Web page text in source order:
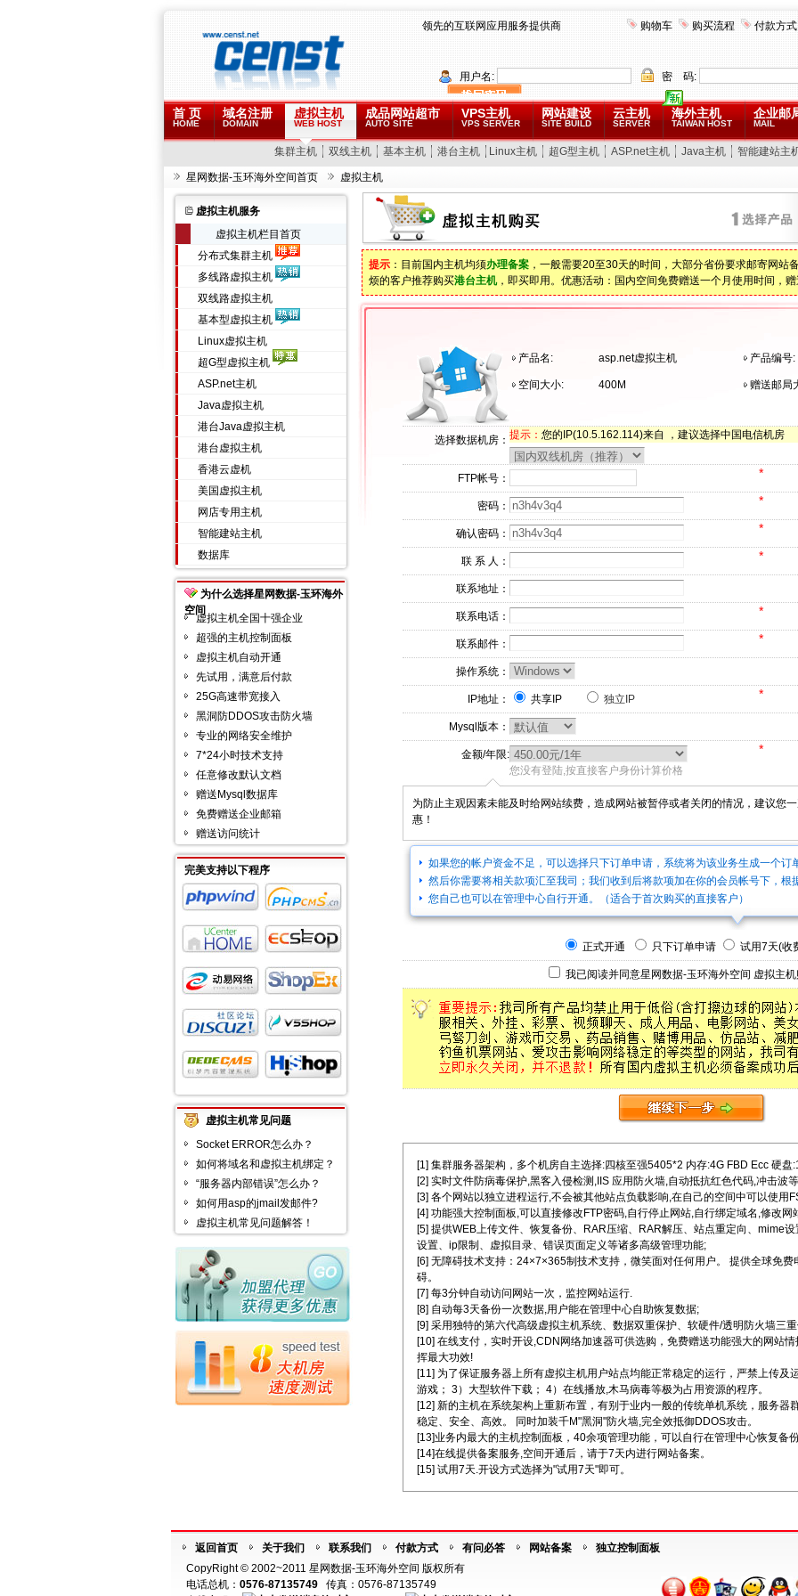
领先的互联网应用服务提供商 购物车 购买流程 付款方式
用户名: 密 码:
首 页
HOME
域名注册
DOMAIN
虚拟主机
WEB HOST
成品网站超市
AUTO SITE
VPS主机
VPS SERVER
网站建设
SITE BUILD
云主机
SERVER
海外主机
TAIWAN HOST
企业邮
MAIL
集群主机 双线主机 基本主机 港台主机 Linux主机 超G型主机 ASP.net主机 Java主机 智能建站主
星网数据-玉环海外空间首页 虚拟主机
虚拟主机服务
虚拟主机栏目首页
分布式集群主机
多线路虚拟主机
双线路虚拟主机
基本型虚拟主机
Linux虚拟主机
超G型虚拟主机
ASP.net主机
Java虚拟主机
港台Java虚拟主机
港台虚拟主机
香港云虚机
美国虚拟主机
网店专用主机
智能建站主机
数据库
为什么选择星网数据-玉环海外
空间
虚拟主机全国十强企业
超强的主机控制面板
虚拟主机自动开通
先试用，满意后付款
25G高速带宽接入
黑洞防DDOS攻击防火墙
专业的网络安全维护
7*24小时技术支持
任意修改默认文档
赠送Mysql数据库
免费赠送企业邮箱
赠送访问统计
完美支持以下程序
虚拟主机常见问题
Socket ERROR怎么办？
如何将域名和虚拟主机绑定？
“服务器内部错误”怎么办？
如何用asp的jmail发邮件?
虚拟主机常见问题解答！
提示 ：目前国内主机均须办理备案 ，一般需要20至30天的时间，大部分省份要求邮寄网站
烦的客户推荐购买港台主机，即买即用。优惠活动：国内空间免费赠送一个月使用时间，
产品名: asp.net虚拟主机 产品编号:
空间大小: 400M 赠送邮局
选择数据机房： 提示： 您的IP(10.5.162.114)来自 ，建议选择中国电信机房
FTP帐号： *
密码： *
确认密码： *
联 系 人： *
联系地址：
联系电话： *
联系邮件： *
操作系统：
IP地址： 共享IP 独立IP *
Mysql版本：
金额/年限:
您没有登陆,按直接客户身份计算价格
*
为防止主观因素未能及时给网站续费，造成网站被暂停或者关闭的情况，建议您
惠！
如果您的帐户资金不足，可以选择只下订单申请，系统将为该业务生成一个订
然后你需要将相关款项汇至我司；我们收到后将款项加在你的会员帐号下，根
您自己也可以在管理中心自行开通。（适合于首次购买的直接客户）
正式开通 只下订单申请 试用7天(收
我已阅读并同意星网数据-玉环海外空间 虚拟主
[1] 集群服务器架构，多个机房自主选择:四核至强5405*2 内存:4G FBD Ecc 硬盘
[2] 实时文件防病毒保护,黑客入侵检测,IIS 应用防火墙,自动抵抗红色代码,冲击波
[3] 各个网站以独立进程运行,不会被其他站点负载影响,在自己的空间中可以使用
[4] 功能强大控制面板,可以直接修改FTP密码,自行停止网站,自行绑定域名,修改网
[5] 提供WEB上传文件、恢复备份、RAR压缩、RAR解压、站点重定向、mime
设置、ip限制、虚拟目录、错误页面定义等诸多高级管理功能;
[6] 无障碍技术支持：24×7×365制技术支持，微笑面对任何用户。 提供全球免
碍。
[7] 每3分钟自动访问网站一次，监控网站运行.
[8] 自动每3天备份一次数据,用户能在管理中心自助恢复数据;
[9] 采用独特的第六代高级虚拟主机系统、数据双重保护、软硬件/透明防火墙三
[10] 在线支付，实时开设,CDN网络加速器可供选购，免费赠送功能强大的网站
挥最大功效!
[11] 为了保证服务器上所有虚拟主机用户站点均能正常稳定的运行，严禁上传及
游戏； 3）大型软件下载； 4）在线播放,木马病毒等极为占用资源的程序。
[12] 新的主机在系统架构上重新布置，有别于业内一般的传统单机系统，服务器
稳定、安全、高效。 同时加装千M"黑洞"防火墙,完全效抵御DDOS攻击。
[13]业务内最大的主机控制面板，40余项管理功能，可以自行在管理中心恢复备份
[14]在线提供备案服务,空间开通后，请于7天内进行网站备案。
[15] 试用7天.开设方式选择为"试用7天"即可。
返回首页 关于我们 联系我们 付款方式 有问必答 网站备案
独立控制面板
CopyRight © 2002~2011 星网数据-玉环海外空间 版权所有
电话总机： 0576-87135749 传真：0576-87135749